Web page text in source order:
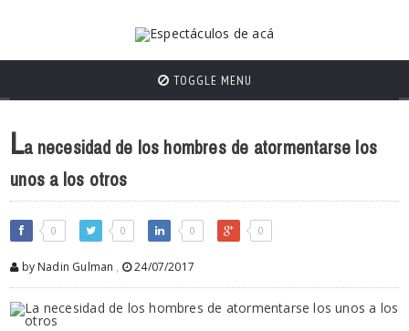
TOGGLE MENU
La necesidad de los hombres de atormentarse los
unos a los otros
0 0 0 0
by Nadin Gulman , 24/07/2017